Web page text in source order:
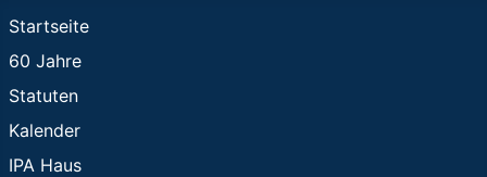
Startseite
60 Jahre
Statuten
Kalender
IPA Haus